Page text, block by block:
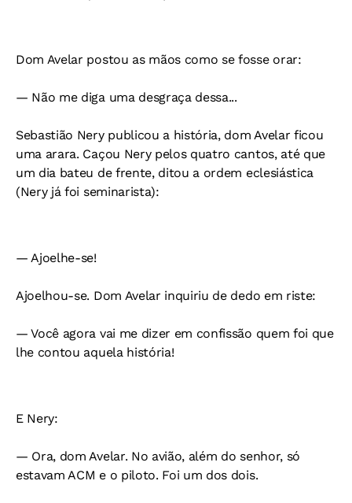
Dom Avelar postou as mãos como se fosse orar:
— Não me diga uma desgraça dessa...
Sebastião Nery publicou a história, dom Avelar ficou
uma arara. Caçou Nery pelos quatro cantos, até que
um dia bateu de frente, ditou a ordem eclesiástica
(Nery já foi seminarista):
— Ajoelhe-se!
Ajoelhou-se. Dom Avelar inquiriu de dedo em riste:
— Você agora vai me dizer em confissão quem foi que
lhe contou aquela história!
E Nery:
— Ora, dom Avelar. No avião, além do senhor, só
estavam ACM e o piloto. Foi um dos dois.